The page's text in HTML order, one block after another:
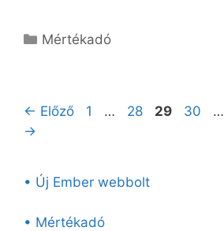
Kategória
Mértékadó
← Előző Oldal
1 … Oldal
28 Oldal
29 Oldal
30 …
→
• Új Ember webbolt
• Mértékadó